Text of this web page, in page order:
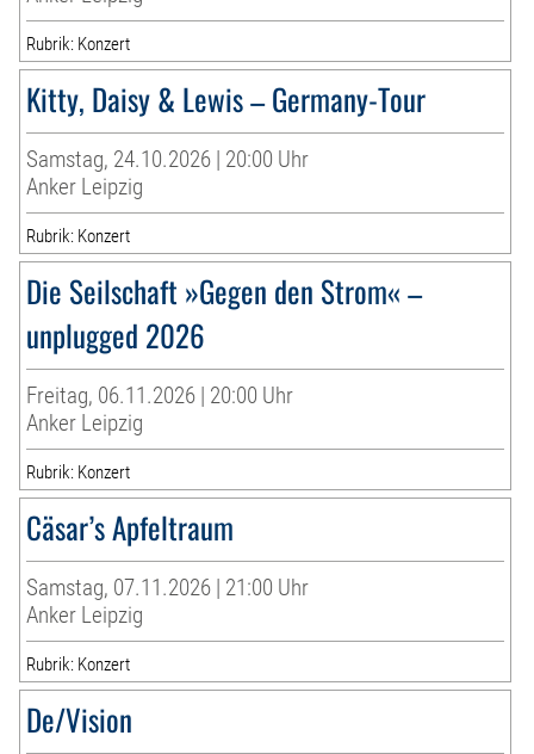
Rubrik: Konzert
Kitty, Daisy & Lewis – Germany-Tour
Samstag, 24.10.2026 | 20:00 Uhr
Anker Leipzig
Rubrik: Konzert
Die Seilschaft »Gegen den Strom« –
unplugged 2026
Freitag, 06.11.2026 | 20:00 Uhr
Anker Leipzig
Rubrik: Konzert
Cäsar’s Apfeltraum
Samstag, 07.11.2026 | 21:00 Uhr
Anker Leipzig
Rubrik: Konzert
De/Vision